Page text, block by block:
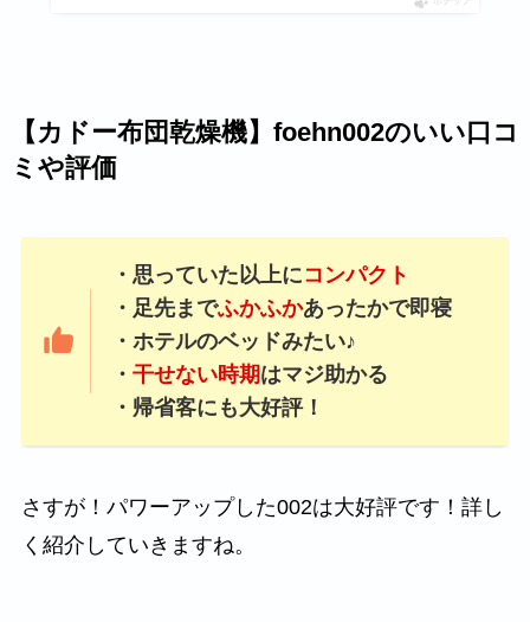
【カドー布団乾燥機】foehn002のいい口コ
ミや評価
・思っていた以上にコンパクト
・足先までふかふかあったかで即寝
・ホテルのベッドみたい♪
・干せない時期はマジ助かる
・帰省客にも大好評！
さすが！パワーアップした002は大好評です！詳し
く紹介していきますね。